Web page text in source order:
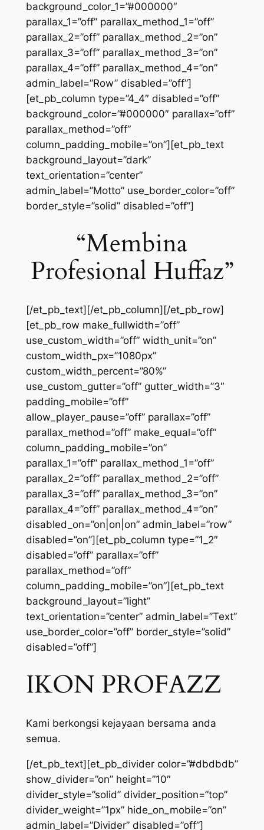
background_color_1=”#000000″
parallax_1=”off” parallax_method_1=”off”
parallax_2=”off” parallax_method_2=”on”
parallax_3=”off” parallax_method_3=”on”
parallax_4=”off” parallax_method_4=”on”
admin_label=”Row” disabled=”off”]
[et_pb_column type=”4_4″ disabled=”off”
background_color=”#000000″ parallax=”off”
parallax_method=”off”
column_padding_mobile=”on”][et_pb_text
background_layout=”dark”
text_orientation=”center”
admin_label=”Motto” use_border_color=”off”
border_style=”solid” disabled=”off”]
“Membina
Profesional Huffaz”
[/et_pb_text][/et_pb_column][/et_pb_row]
[et_pb_row make_fullwidth=”off”
use_custom_width=”off” width_unit=”on”
custom_width_px=”1080px”
custom_width_percent=”80%”
use_custom_gutter=”off” gutter_width=”3″
padding_mobile=”off”
allow_player_pause=”off” parallax=”off”
parallax_method=”off” make_equal=”off”
column_padding_mobile=”on”
parallax_1=”off” parallax_method_1=”off”
parallax_2=”off” parallax_method_2=”off”
parallax_3=”off” parallax_method_3=”on”
parallax_4=”off” parallax_method_4=”on”
disabled_on=”on|on|on” admin_label=”row”
disabled=”on”][et_pb_column type=”1_2″
disabled=”off” parallax=”off”
parallax_method=”off”
column_padding_mobile=”on”][et_pb_text
background_layout=”light”
text_orientation=”center” admin_label=”Text”
use_border_color=”off” border_style=”solid”
disabled=”off”]
IKON PROFAZZ
Kami berkongsi kejayaan bersama anda
semua.
[/et_pb_text][et_pb_divider color=”#dbdbdb”
show_divider=”on” height=”10″
divider_style=”solid” divider_position=”top”
divider_weight=”1px” hide_on_mobile=”on”
admin_label=”Divider” disabled=”off”]